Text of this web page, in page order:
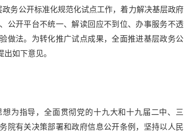
务公开标准化规范化试点工作，着力解决基层政府
公开平台不统一、解读回应不到位、办事服务不透
做法。为转化推广试点成果，全面推进基层政务公
如下意见。
为指导，全面贯彻党的十九大和十九届二中、三
院有关决策部署和政府信息公开条例，坚持以人民